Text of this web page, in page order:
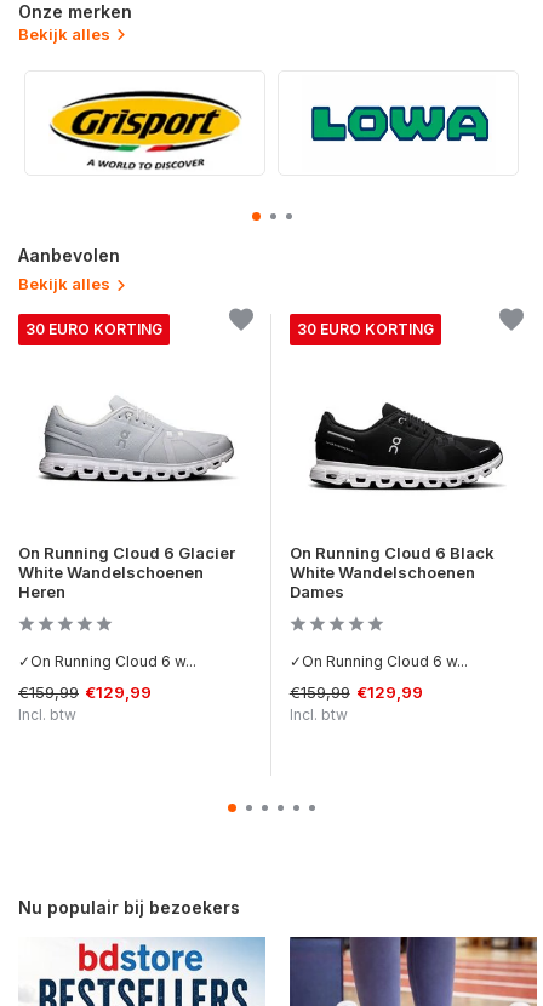
Onze merken
Bekijk alles
Aanbevolen
Bekijk alles
30 EURO KORTING
On Running Cloud 6 Glacier
White Wandelschoenen
Heren
✓On Running Cloud 6 w...
€159,99 €129,99
Incl. btw
30 EURO KORTING
On Running Cloud 6 Black
White Wandelschoenen
Dames
✓On Running Cloud 6 w...
€159,99 €129,99
Incl. btw
Nu populair bij bezoekers